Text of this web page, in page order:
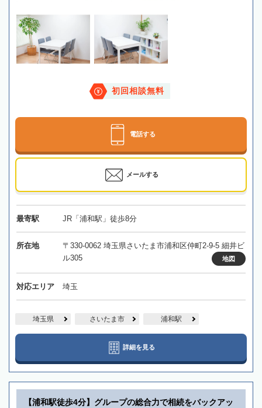
初回相談無料
電話する
メールする
最寄駅 JR「浦和駅」徒歩8分
所在地
〒330-0062 埼玉県さいたま市浦和区仲町2-9-5 細井ビ
ル305
地図
対応エリア 埼玉
埼玉県 さいたま市 浦和駅
詳細を見る
【浦和駅徒歩4分】グループの総合力で相続をバックアッ